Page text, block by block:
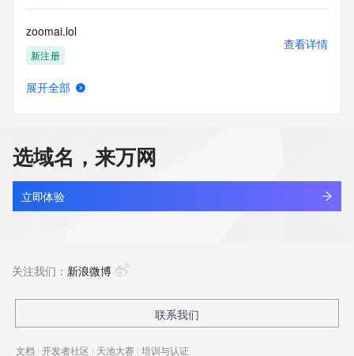
zoomai.lol
新注册
查看详情
zoomjoconcreteru.com
最近查询
查看详情
最近查询
展开全部
选域名，来万网
立即体验
关注我们： 新浪微博
联系我们
文档 | 开发者社区 | 天池大赛 | 培训与认证